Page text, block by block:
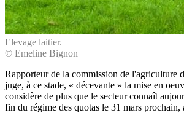
Elevage laitier.
© Emeline Bignon
Rapporteur de la commission de l'agriculture
juge, à ce stade, « décevante » la mise en
considère de plus que le secteur connaît
fin du régime des quotas le 31 mars